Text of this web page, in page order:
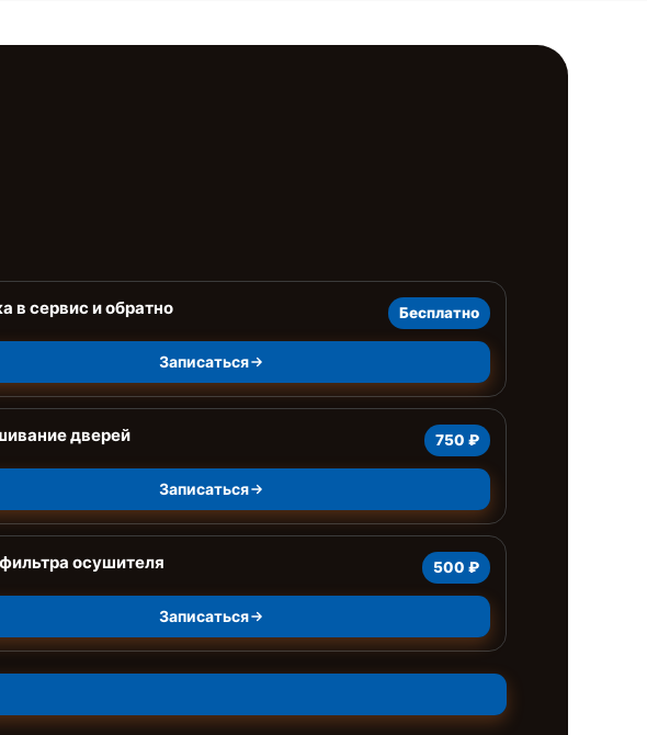
в сервис и обратно Бесплатно
Записаться
дверей 750 ₽
Записаться
осушителя 500 ₽
Записаться